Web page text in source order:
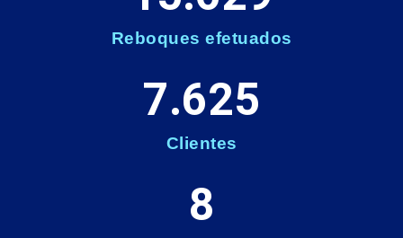
Reboques efetuados
Clientes
7.625
8